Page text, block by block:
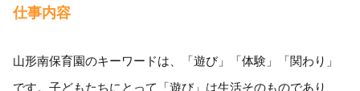
仕事内容
山形南保育園のキーワードは、「遊び」「体験」「関わり」
です。子どもたちにとって「遊び」は生活そのものであり、